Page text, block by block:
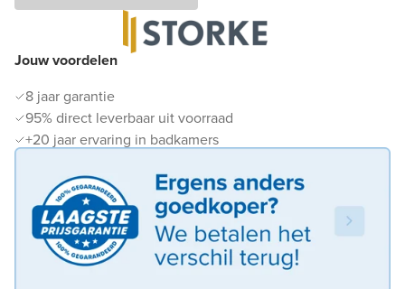
Jouw voordelen
8 jaar garantie
95% direct leverbaar uit voorraad
+20 jaar ervaring in badkamers